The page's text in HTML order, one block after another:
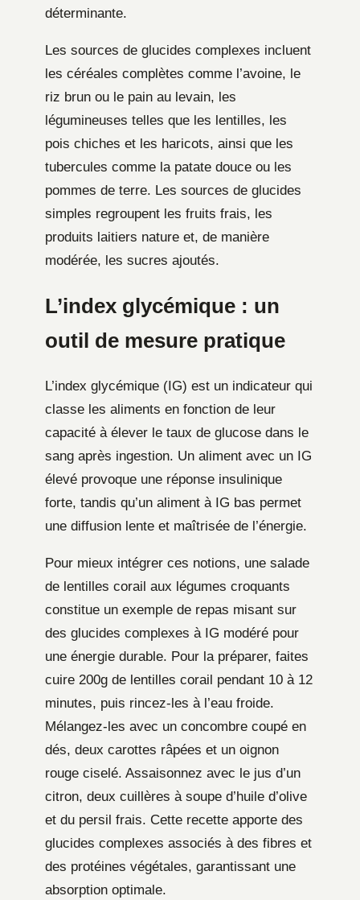
déterminante.
Les sources de glucides complexes incluent
les céréales complètes comme l’avoine, le
riz brun ou le pain au levain, les
légumineuses telles que les lentilles, les
pois chiches et les haricots, ainsi que les
tubercules comme la patate douce ou les
pommes de terre. Les sources de glucides
simples regroupent les fruits frais, les
produits laitiers nature et, de manière
modérée, les sucres ajoutés.
L’index glycémique : un
outil de mesure pratique
L’index glycémique (IG) est un indicateur qui
classe les aliments en fonction de leur
capacité à élever le taux de glucose dans le
sang après ingestion. Un aliment avec un IG
élevé provoque une réponse insulinique
forte, tandis qu’un aliment à IG bas permet
une diffusion lente et maîtrisée de l’énergie.
Pour mieux intégrer ces notions, une salade
de lentilles corail aux légumes croquants
constitue un exemple de repas misant sur
des glucides complexes à IG modéré pour
une énergie durable. Pour la préparer, faites
cuire 200g de lentilles corail pendant 10 à 12
minutes, puis rincez-les à l’eau froide.
Mélangez-les avec un concombre coupé en
dés, deux carottes râpées et un oignon
rouge ciselé. Assaisonnez avec le jus d’un
citron, deux cuillères à soupe d’huile d’olive
et du persil frais. Cette recette apporte des
glucides complexes associés à des fibres et
des protéines végétales, garantissant une
absorption optimale.